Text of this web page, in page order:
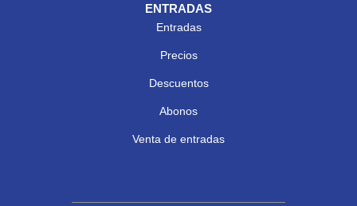
ENTRADAS
Entradas
Precios
Descuentos
Abonos
Venta de entradas